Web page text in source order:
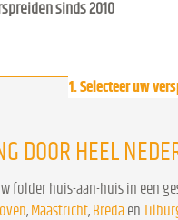
sinds 2010
1. Selecteer uw
DOOR HEEL
folder huis-aan-huis in een
, Maastricht, Breda en